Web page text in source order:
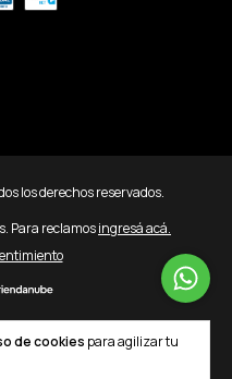
de cookies para agilizar tu
los derechos reservados.
Para reclamosingresá acá.